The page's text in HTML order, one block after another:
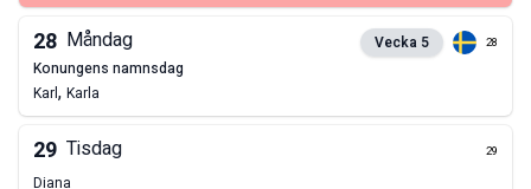
28 Måndag Vecka 5 28
konungens namnsdag
Karl, Karla
29 Tisdag 29
Diana